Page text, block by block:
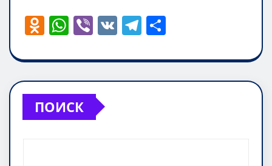
O
n
o
kl
a
W
at
s
A
p
Vi
er
V T
e
gr
п
р
ПОИСК